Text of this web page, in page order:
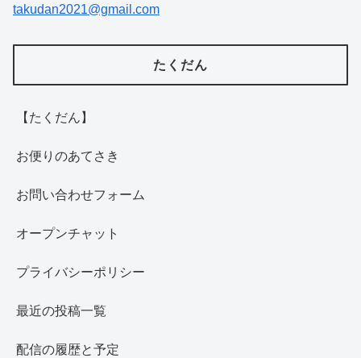
takudan2021@gmail.com
たくだん
【たくだん】
お便りのあてさき
お問い合わせフォーム
オープンチャット
プライバシーポリシー
最近の投稿一覧
配信の履歴と予定